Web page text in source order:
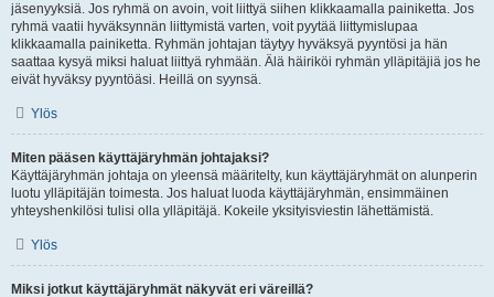
jäsenyyksiä. Jos ryhmä on avoin, voit liittyä siihen klikkaamalla painiketta. Jos
ryhmä vaatii hyväksynnän liittymistä varten, voit pyytää liittymislupaa
klikkaamalla painiketta. Ryhmän johtajan täytyy hyväksyä pyyntösi ja hän
saattaa kysyä miksi haluat liittyä ryhmään. Älä häiriköi ryhmän ylläpitäjiä jos he
eivät hyväksy pyyntöäsi. Heillä on syynsä.
Ylös
Miten pääsen käyttäjäryhmän johtajaksi?
Käyttäjäryhmän johtaja on yleensä määritelty, kun käyttäjäryhmät on alunperin
luotu ylläpitäjän toimesta. Jos haluat luoda käyttäjäryhmän, ensimmäinen
yhteyshenkilösi tulisi olla ylläpitäjä. Kokeile yksityisviestin lähettämistä.
Ylös
Miksi jotkut käyttäjäryhmät näkyvät eri väreillä?